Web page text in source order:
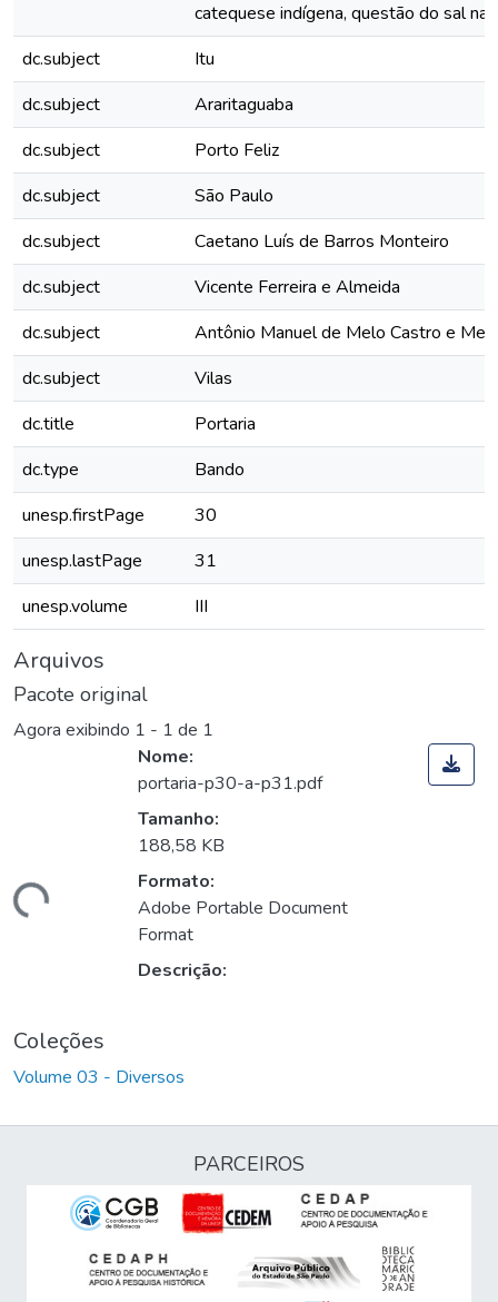
catequese indígena, questão do sal na
dc.subject
Itu
dc.subject
Araritaguaba
dc.subject
Porto Feliz
dc.subject
São Paulo
dc.subject
Caetano Luís de Barros Monteiro
dc.subject
Vicente Ferreira e Almeida
dc.subject
Antônio Manuel de Melo Castro e
dc.subject
Vilas
dc.title
Portaria
dc.type
Bando
unesp.firstPage
30
unesp.lastPage
31
unesp.volume
III
Arquivos
Pacote original
Agora exibindo 1 - 1 de 1
Nome:
portaria-p30-a-p31.pdf
Tamanho:
188,58 KB
Formato:
Adobe Portable Document
Format
Descrição:
Coleções
Volume 03 - Diversos
PARCEIROS